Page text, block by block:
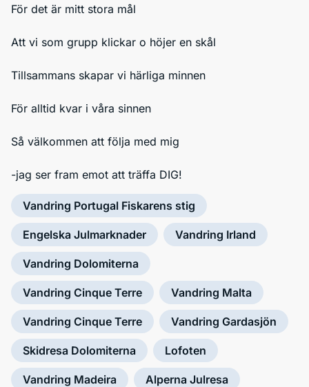
För det är mitt stora mål
Att vi som grupp klickar o höjer en skål
Tillsammans skapar vi härliga minnen
För alltid kvar i våra sinnen
Så välkommen att följa med mig
-jag ser fram emot att träffa DIG!
Vandring Portugal Fiskarens stig
Engelska Julmarknader Vandring Irland
Vandring Dolomiterna
Vandring Cinque Terre Vandring Malta
Vandring Cinque Terre Vandring Gardasjön
Skidresa Dolomiterna Lofoten
Vandring Madeira Alperna Julresa